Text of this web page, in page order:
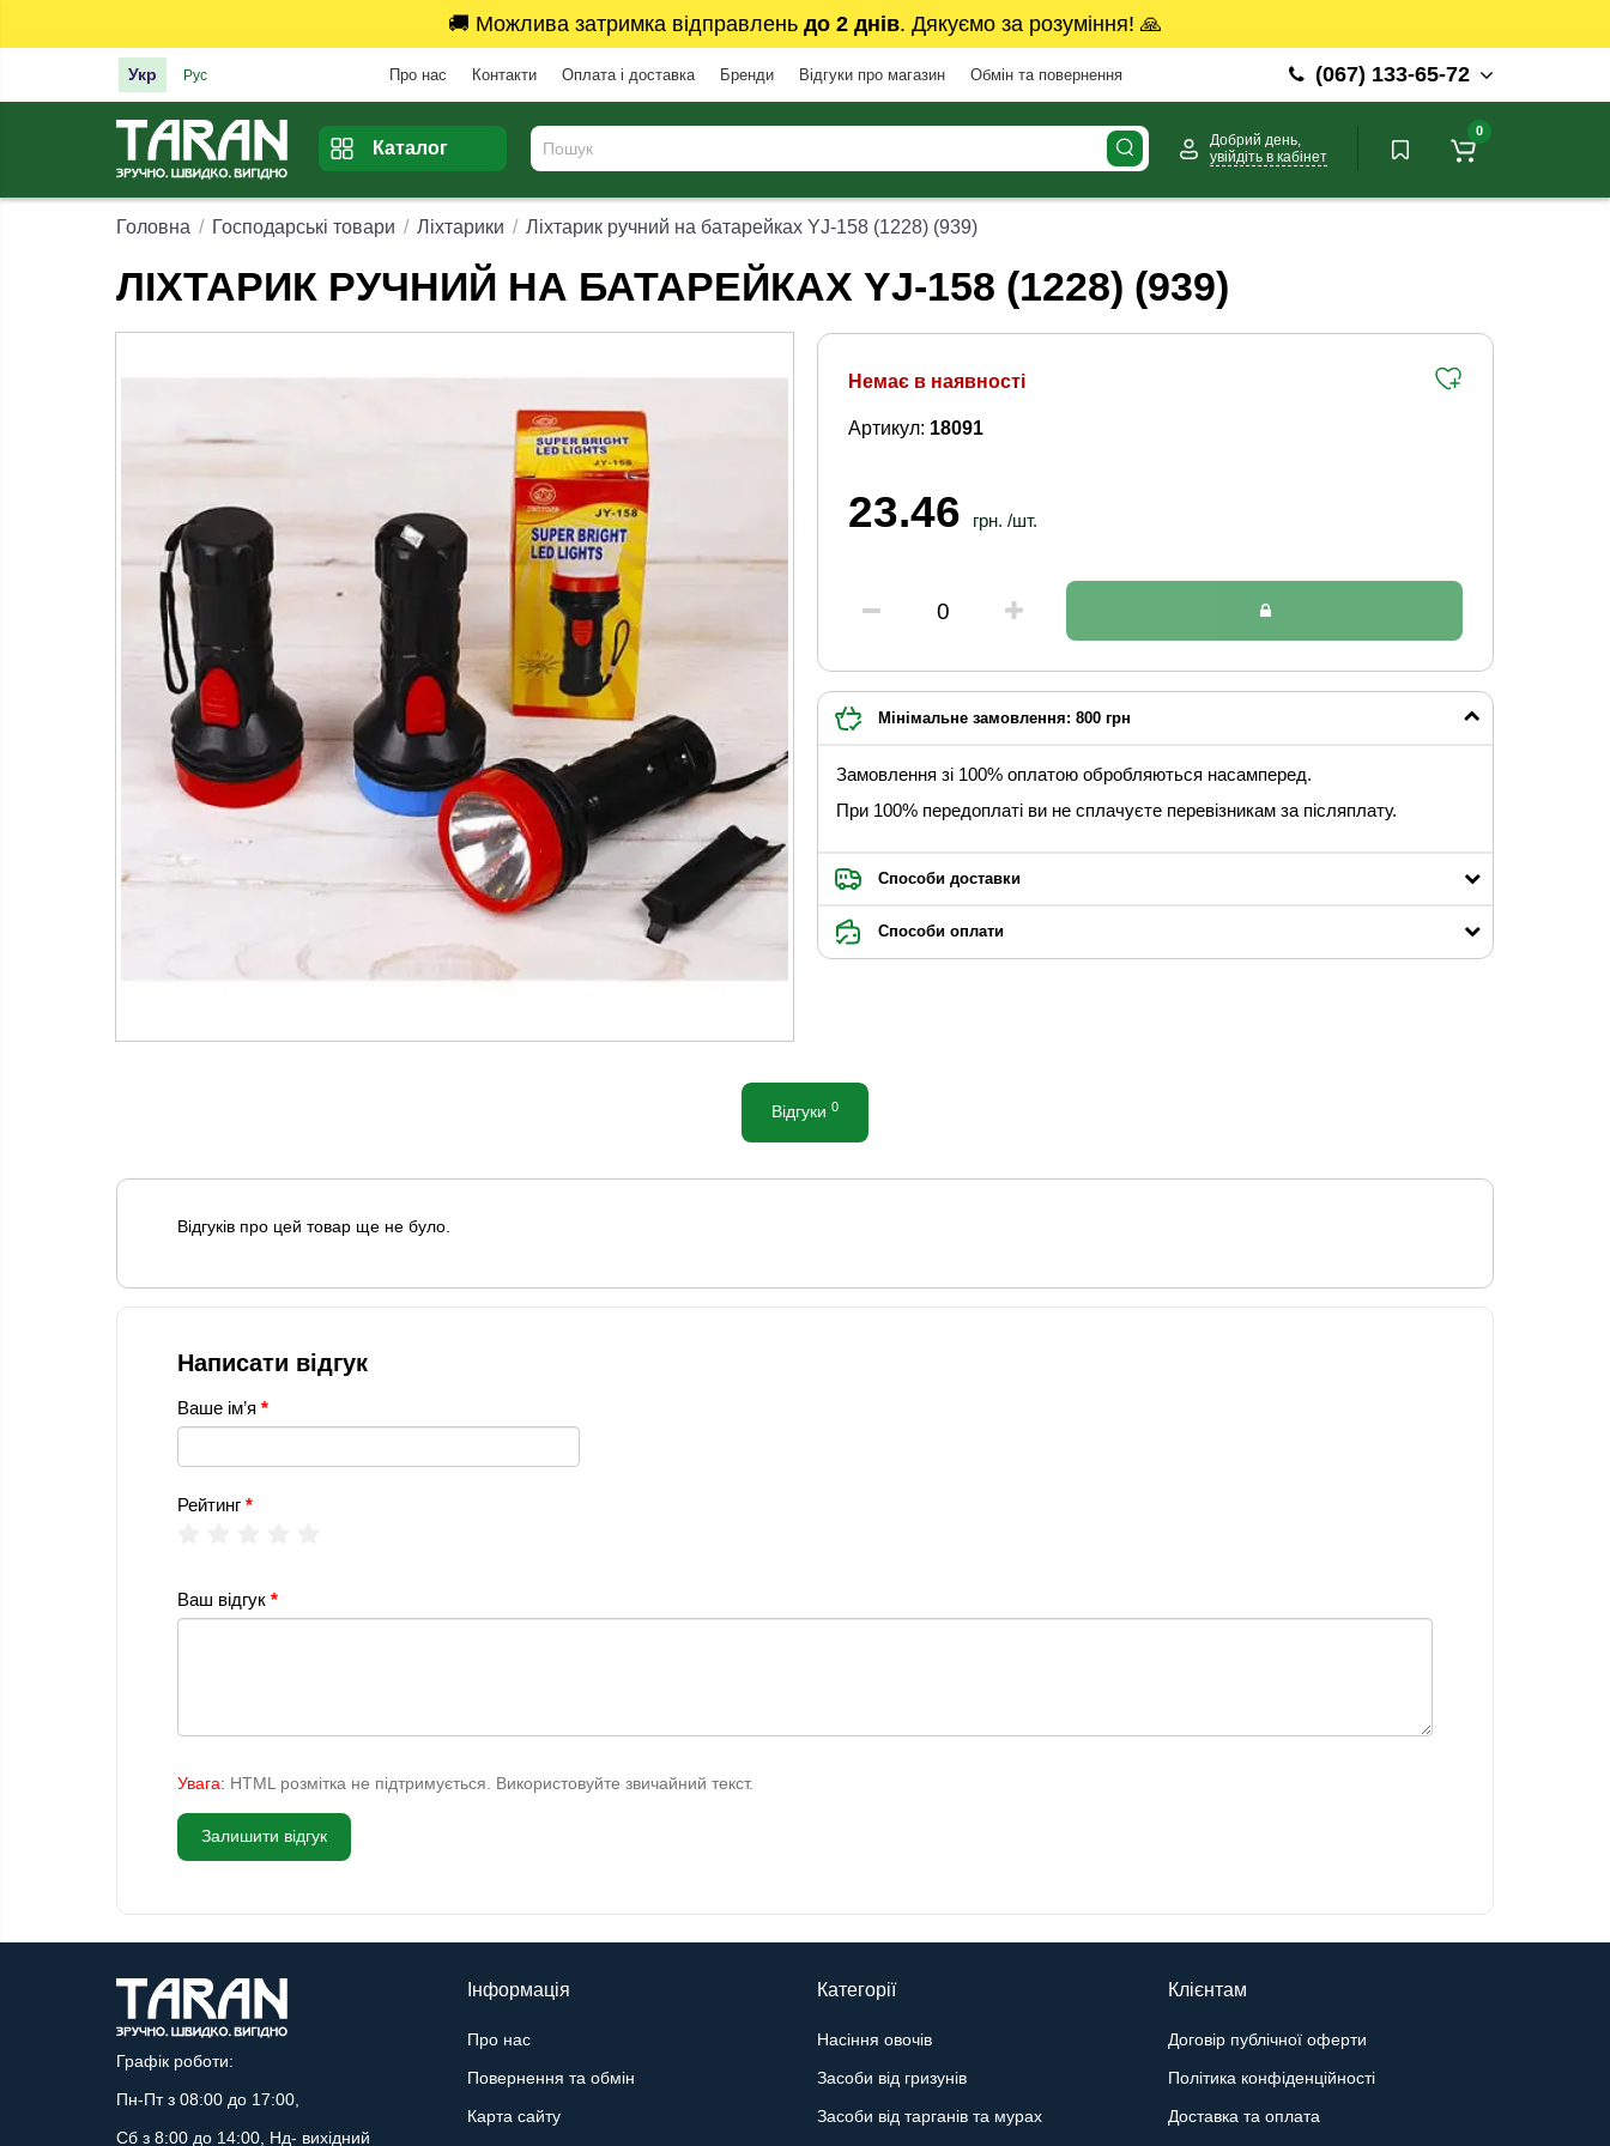
🚚 Можлива затримка відправлень до 2 днів. Дякуємо за розуміння! 🙏
Укр Рус Про нас Контакти Оплата і доставка Бренди Відгуки про магазин Обмін та повернення (067) 133-65-72
Каталог
Добрий день,
увійдіть в кабінет
0
Головна Господарські товари Ліхтарики Ліхтарик ручний на батарейках YJ-158 (1228) (939)
ЛІХТАРИК РУЧНИЙ НА БАТАРЕЙКАХ YJ-158 (1228) (939)
Немає в наявності
Артикул: 18091
23.46 грн. /шт.
Мінімальне замовлення: 800 грн
Замовлення зі 100% оплатою обробляються насамперед.
При 100% передоплаті ви не сплачуєте перевізникам за післяплату.
Способи доставки
Способи оплати
Відгуки 0
Відгуків про цей товар ще не було.
Написати відгук
Ваше ім’я
Рейтинг
Ваш відгук
Увага: HTML розмітка не підтримується. Використовуйте звичайний текст.
Залишити відгук
Графік роботи:
Пн-Пт з 08:00 до 17:00,
Сб з 8:00 до 14:00, Нд- вихідний
Інформація
Про нас
Повернення та обмін
Карта сайту
Категорії
Насіння овочів
Засоби від гризунів
Засоби від тарганів та мурах
Клієнтам
Договір публічної оферти
Політика конфіденційності
Доставка та оплата